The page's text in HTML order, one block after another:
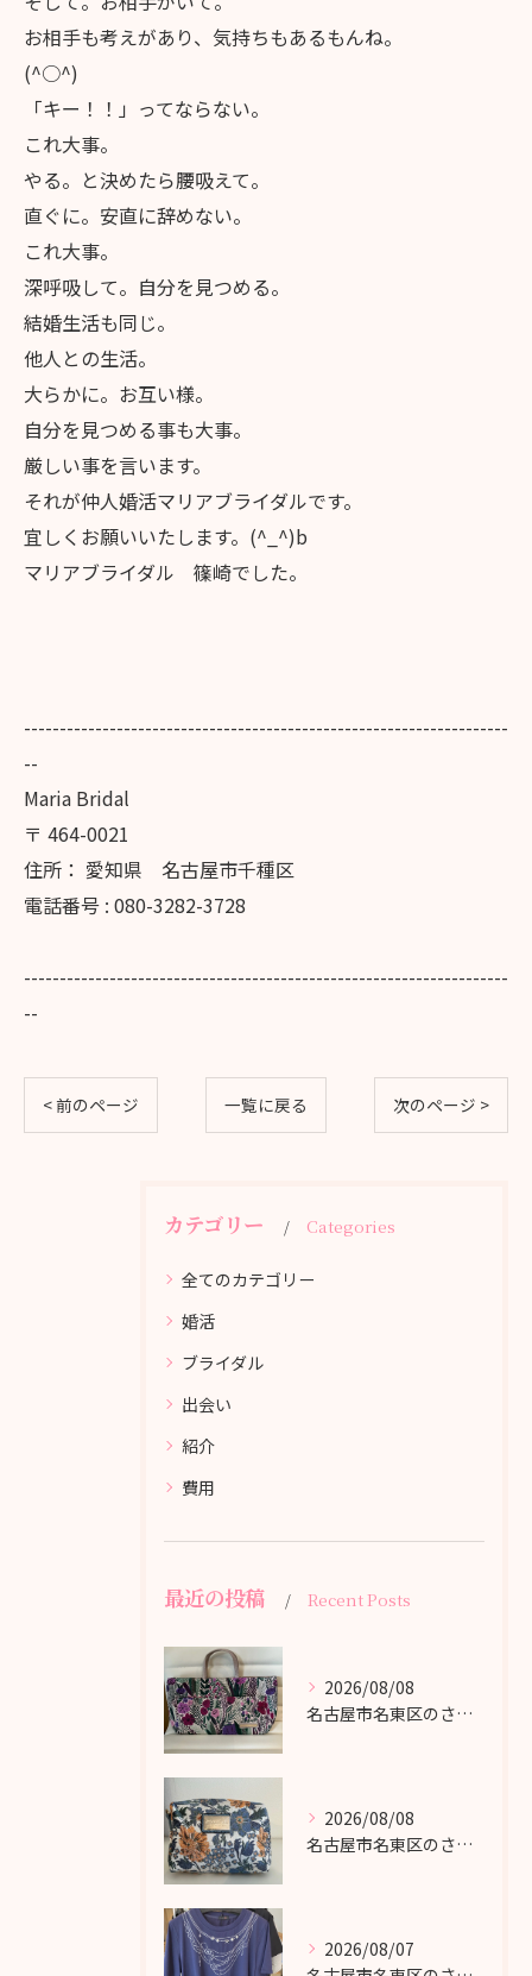
お相手も考えがあり、気持ちもあるもんね。
(^○^)
「キー！！」ってならない。
これ大事。
やる。と決めたら腰吸えて。
直ぐに。安直に辞めない。
これ大事。
深呼吸して。自分を見つめる。
結婚生活も同じ。
他人との生活。
大らかに。お互い様。
自分を見つめる事も大事。
厳しい事を言います。
それが仲人婚活マリアブライダルです。
宜しくお願いいたします。(^_^)b
マリアブライダル 篠崎でした。
--------------------------------------------------------------------
--
Maria Bridal
〒 464-0021
住所： 愛知県 名古屋市千種区
電話番号 : 080-3282-3728
--------------------------------------------------------------------
--
< 前のページ 一覧に戻る 次のページ >
カテゴリー Categories
全てのカテゴリー
婚活
ブライダル
出会い
紹介
費用
最近の投稿 Recent Posts
2026/08/08
名古屋市名東区のさくら洋品店です♪
2026/08/08
名古屋市名東区のさくら洋品店です♪
2026/08/07